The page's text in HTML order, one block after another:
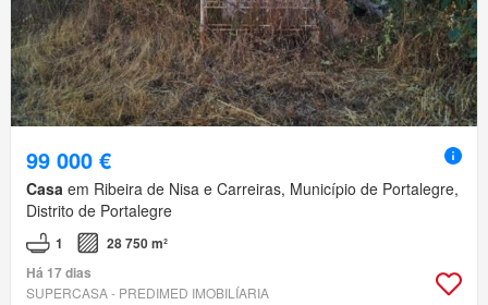
99 000 €
Casa em Ribeira de Nisa e Carreiras, Município de Portalegre,
Distrito de Portalegre
1
28 750 m²
Há 17 dias
SUPERCASA - PREDIMED IMOBILÍARIA